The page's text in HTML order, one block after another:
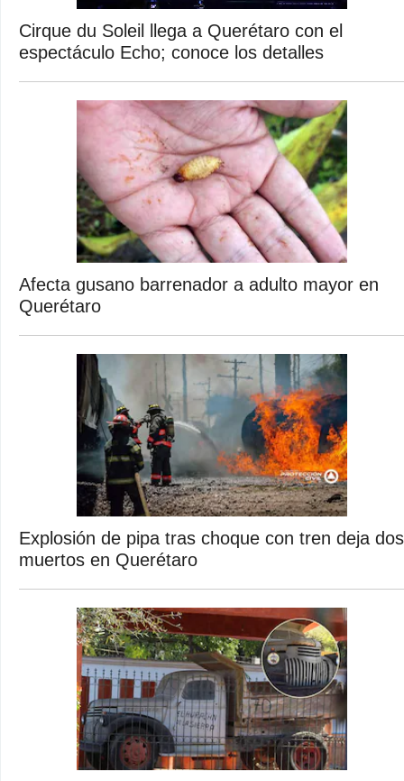
Cirque du Soleil llega a Querétaro con el
espectáculo Echo; conoce los detalles
Afecta gusano barrenador a adulto mayor en
Querétaro
Explosión de pipa tras choque con tren deja dos
muertos en Querétaro